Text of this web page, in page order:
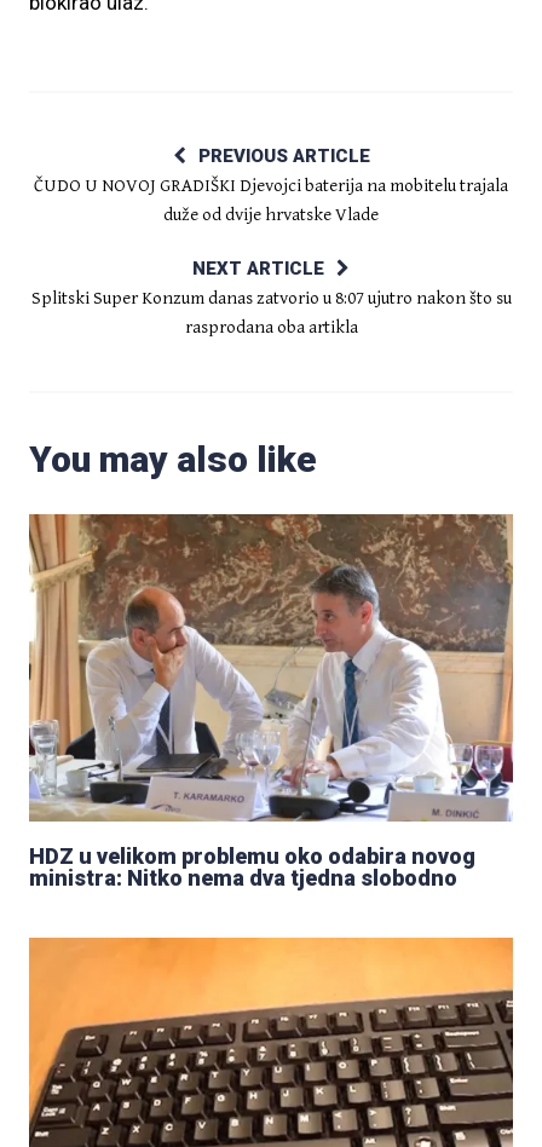
PREVIOUS ARTICLE
ČUDO U NOVOJ GRADIŠKI Djevojci baterija na mobitelu trajala
duže od dvije hrvatske Vlade
NEXT ARTICLE
Splitski Super Konzum danas zatvorio u 8:07 ujutro nakon što su
rasprodana oba artikla
You may also like
HDZ u velikom problemu oko odabira novog
ministra: Nitko nema dva tjedna slobodno